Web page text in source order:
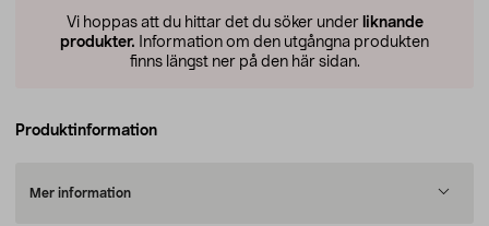
Vi hoppas att du hittar det du söker under liknande
produkter. Information om den utgångna produkten
finns längst ner på den här sidan.
Produktinformation
Mer information